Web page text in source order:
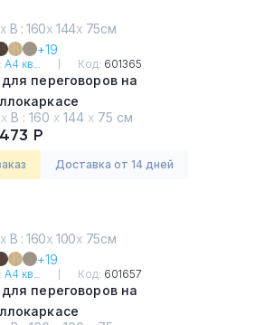
х В : 160х 144х 75см
+19
А4 кв... Код: 601365
переговоров на
х В : 160 х 144 х 75 см
Р
Доставка от 14 дней
х В : 160х 100х 75см
+19
А4 кв... Код: 601657
переговоров на